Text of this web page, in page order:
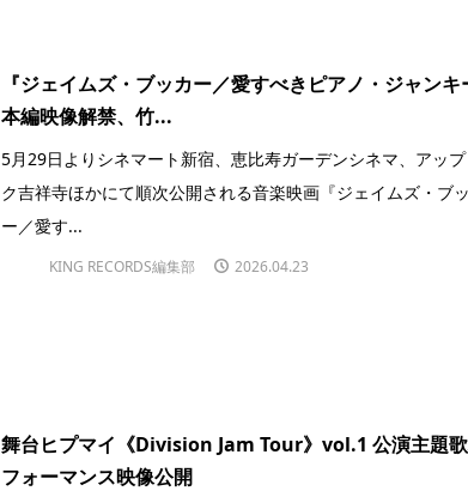
『ジェイムズ・ブッカー／愛すべきピアノ・ジャンキ
本編映像解禁、竹...
5月29日よりシネマート新宿、恵比寿ガーデンシネマ、アッ
ク吉祥寺ほかにて順次公開される音楽映画『ジェイムズ・ブ
ー／愛す...
KING RECORDS編集部 2026.04.23
舞台ヒプマイ《Division Jam Tour》vol.1 公演主題
フォーマンス映像公開